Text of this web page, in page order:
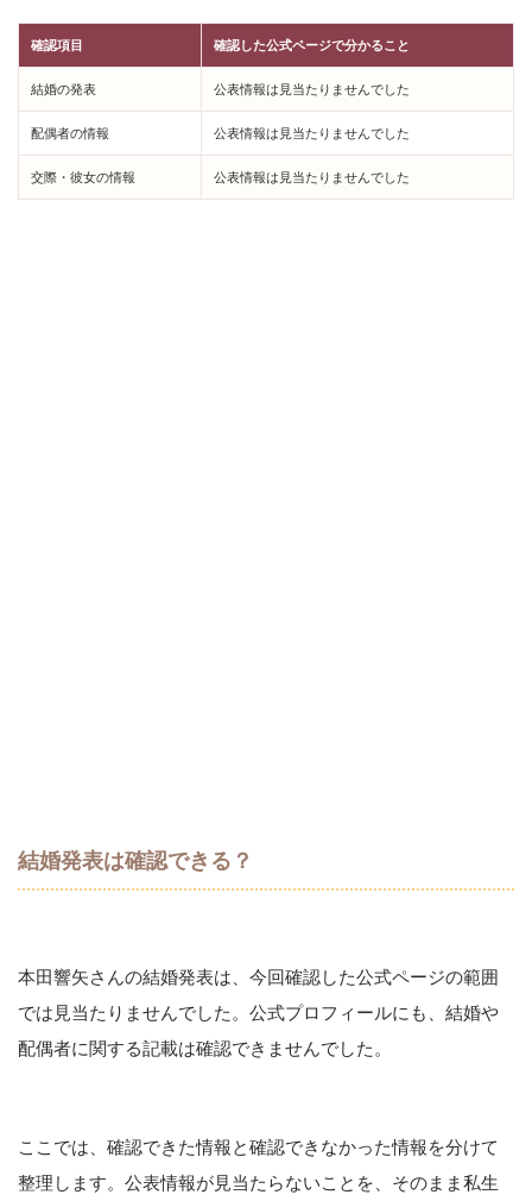
確認項目 確認した公式ページで分かること
結婚の発表 公表情報は見当たりませんでした
配偶者の情報 公表情報は見当たりませんでした
交際・彼女の情報 公表情報は見当たりませんでした
結婚発表は確認できる？
本田響矢さんの結婚発表は、今回確認した公式ページの範囲
では見当たりませんでした。公式プロフィールにも、結婚や
配偶者に関する記載は確認できませんでした。
ここでは、確認できた情報と確認できなかった情報を分けて
整理します。公表情報が見当たらないことを、そのまま私生